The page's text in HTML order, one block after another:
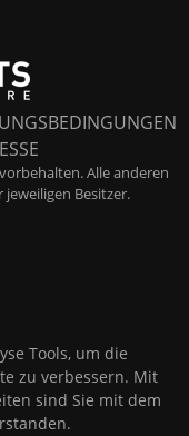
Alle anderen
Besitzer.
Tools, um die
zu verbessern. Mit
sind Sie mit dem